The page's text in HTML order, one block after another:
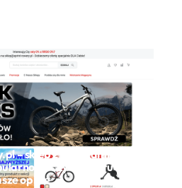
– sklep z rowerami
Czy warto tu
opinie